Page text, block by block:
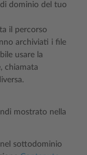
dominio del tuo
il percorso
archiviati i file
usare la
chiamata
mostrato nella
sottodominio